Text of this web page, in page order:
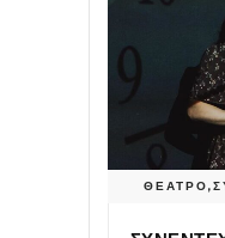
ΘΕΑΤΡΟ,